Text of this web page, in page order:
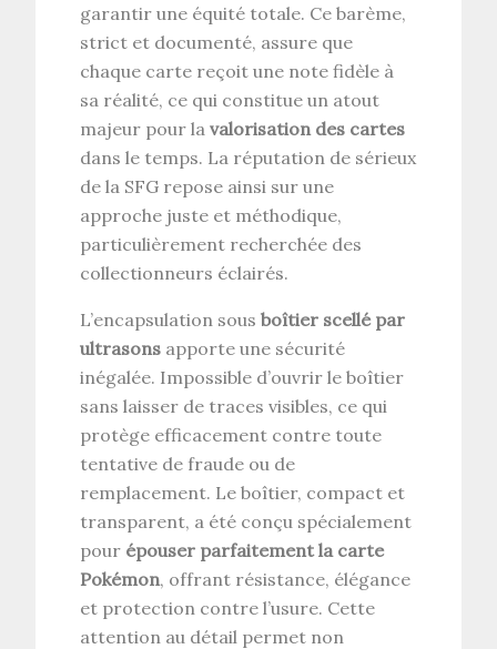
garantir une équité totale. Ce barème,
strict et documenté, assure que
chaque carte reçoit une note fidèle à
sa réalité, ce qui constitue un atout
majeur pour lavalorisation des cartes
dans le temps. La réputation de sérieux
de la SFG repose ainsi sur une
approche juste et méthodique,
particulièrement recherchée des
collectionneurs éclairés.
L’encapsulation sousboîtier scellé par
ultrasons apporte une sécurité
inégalée. Impossible d’ouvrir le boîtier
sans laisser de traces visibles, ce qui
protège efficacement contre toute
tentative de fraude ou de
remplacement. Le boîtier, compact et
transparent, a été conçu spécialement
pour épouser parfaitement la carte
Pokémon, offrant résistance, élégance
et protection contre l’usure. Cette
attention au détail permet non